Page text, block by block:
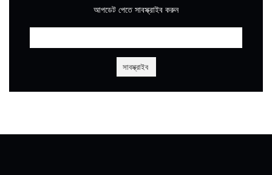
আপডেট পেতে সাবস্ক্রাইব করুন